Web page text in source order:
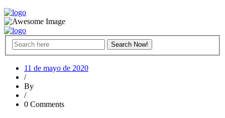
11 de mayo de 2020
/
By
/
0 Comments